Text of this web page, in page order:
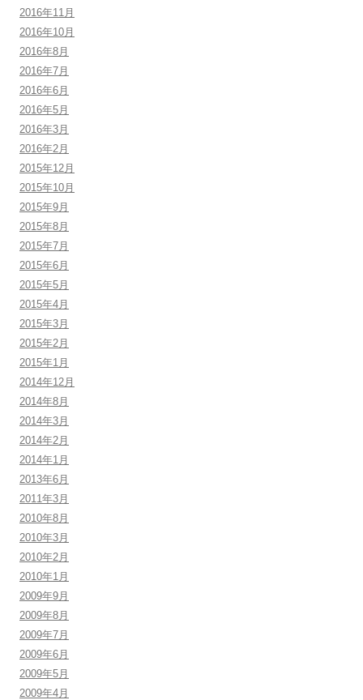
2016年11月
2016年10月
2016年8月
2016年7月
2016年6月
2016年5月
2016年3月
2016年2月
2015年12月
2015年10月
2015年9月
2015年8月
2015年7月
2015年6月
2015年5月
2015年4月
2015年3月
2015年2月
2015年1月
2014年12月
2014年8月
2014年3月
2014年2月
2014年1月
2013年6月
2011年3月
2010年8月
2010年3月
2010年2月
2010年1月
2009年9月
2009年8月
2009年7月
2009年6月
2009年5月
2009年4月